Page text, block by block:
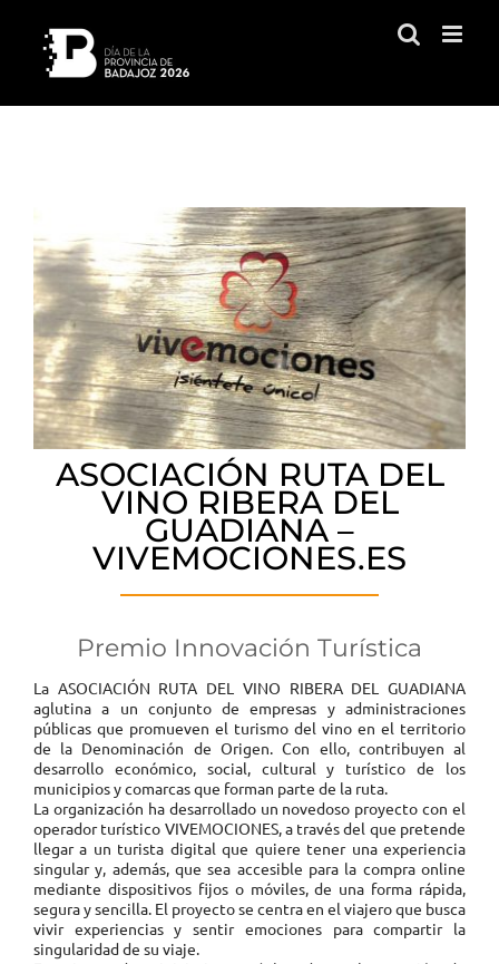
contenido
ASOCIACIÓN RUTA DEL
VINO RIBERA DEL
GUADIANA –
VIVEMOCIONES.ES
Premio Innovación Turística
La ASOCIACIÓN RUTA DEL VINO RIBERA DEL GUADIANA
aglutina a un conjunto de empresas y administraciones
públicas que promueven el turismo del vino en el territorio
de la Denominación de Origen. Con ello, contribuyen al
desarrollo económico, social, cultural y turístico de los
municipios y comarcas que forman parte de la ruta.
La organización ha desarrollado un novedoso proyecto con el
operador turístico VIVEMOCIONES, a través del que pretende
llegar a un turista digital que quiere tener una experiencia
singular y, además, que sea accesible para la compra online
mediante dispositivos fijos o móviles, de una forma rápida,
segura y sencilla. El proyecto se centra en el viajero que busca
vivir experiencias y sentir emociones para compartir la
singularidad de su viaje.